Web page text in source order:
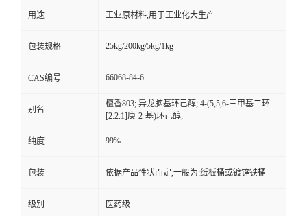
用途 工业原材料,用于工业化大生产
包装规格 25kg/200kg/5kg/1kg
CAS编号 66068-84-6
别名
檀香803; 异龙脑基环己醇; 4-(5,5,6-三甲基二环
[2.2.1]庚-2-基)环己醇;
纯度 99%
包装 依据产品性状而定,一般为:纸板桶或镀锌铁桶
级别 医药级